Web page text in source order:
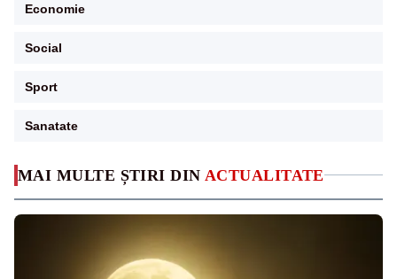
MAI MULTE ȘTIRI DIN ACTUALITATE
Economie
Social
Sport
Sanatate